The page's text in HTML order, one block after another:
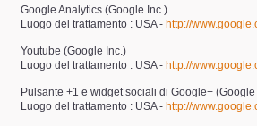
Google Analytics (Google Inc.)
Luogo del trattamento : USA - http://
Youtube (Google Inc.)
Luogo del trattamento : USA - http://
Pulsante +1 e widget sociali di Google+ (Google
Luogo del trattamento : USA - http://